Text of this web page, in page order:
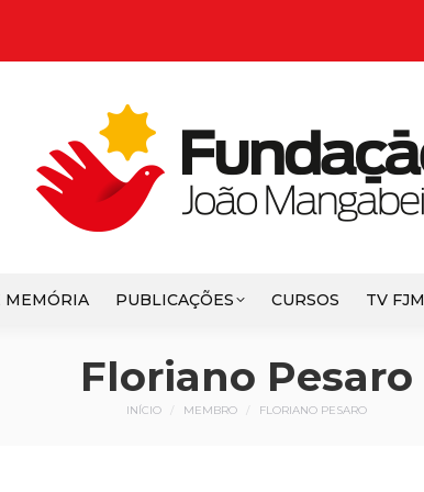
MEMÓRIA PUBLICAÇÕES CURSOS TV FJM
Floriano Pesaro
Você está aqui:
INÍCIO MEMBRO FLORIANO PESARO